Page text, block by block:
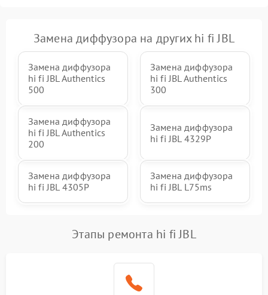
Замена диффузора на других hi fi JBL
Замена диффузора
hi fi JBL Authentics
500
Замена диффузора
hi fi JBL Authentics
300
Замена диффузора
hi fi JBL Authentics
200
Замена диффузора
hi fi JBL 4329P
Замена диффузора
hi fi JBL 4305P
Замена диффузора
hi fi JBL L75ms
Этапы ремонта hi fi JBL